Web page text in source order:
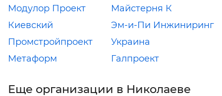
Модулор Проект
Майстерня К
Киевский
Промстройпроект
Эм-и-Пи Инжиниринг
Украина
Метаформ
Галпроект
Еще организации в Николаеве